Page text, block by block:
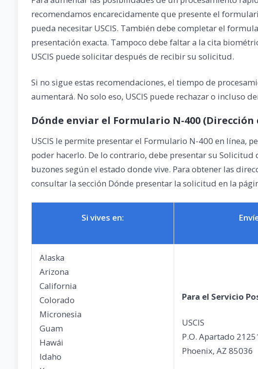
recomendamos encarecidamente que presente el
pueda necesitar USCIS. También debe completar el
presentación exacta. Tampoco debe faltar a la cita
USCIS puede solicitar después de recibir su solicitud.
Si no sigue estas recomendaciones, el tiempo de
aumentará. No solo eso, USCIS puede rechazar o incluso
Dónde enviar el Formulario N-400 (Dirección
USCIS le permite presentar el Formulario N-400 en línea,
poder hacerlo. De lo contrario, debe presentar su
buzones según el estado donde vive. Para obtener las
consultar la sección Dónde presentar la solicitud en la
Si vives en:
Alaska
Arizona
California
Colorado
Micronesia
Guam
Hawái
Idaho
Para el Servicio
USCIS
P.O. Apartado
Phoenix, AZ 85036